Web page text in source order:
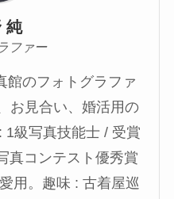
純
ファー
館のフォトグラファ
お見合い、婚活用の
1級写真技能士 / 受賞
真コンテスト優秀賞
用。趣味 : 古着屋巡